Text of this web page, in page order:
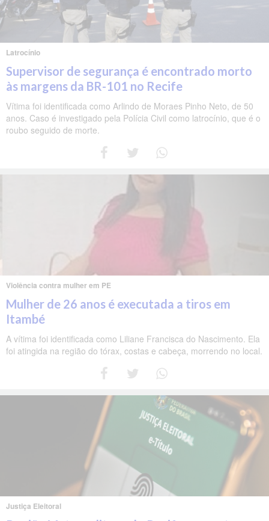
Latrocínio
Supervisor de segurança é encontrado morto
às margens da BR-101 no Recife
Vítima foi identificada como Arlindo de Moraes Pinho Neto, de 50
anos. Caso é investigado pela Polícia Civil como latrocínio, que é o
roubo seguido de morte.
Violência contra mulher em PE
Mulher de 26 anos é executada a tiros em
Itambé
A vítima foi identificada como Liliane Francisca do Nascimento. Ela
foi atingida na região do tórax, costas e cabeça, morrendo no local.
Justiça Eleitoral